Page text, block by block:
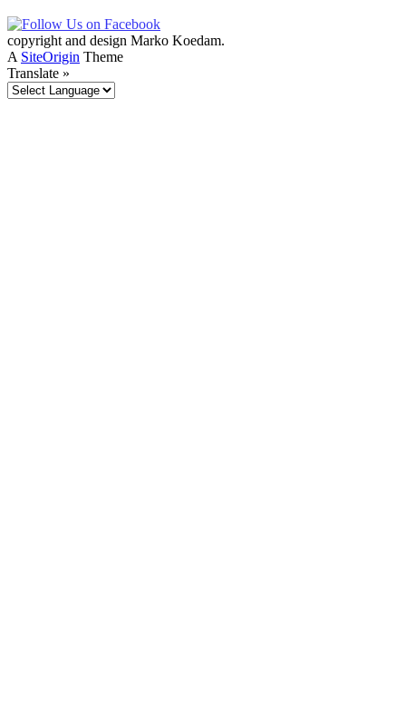
copyright and design Marko Koedam.
A SiteOrigin Theme
Translate »